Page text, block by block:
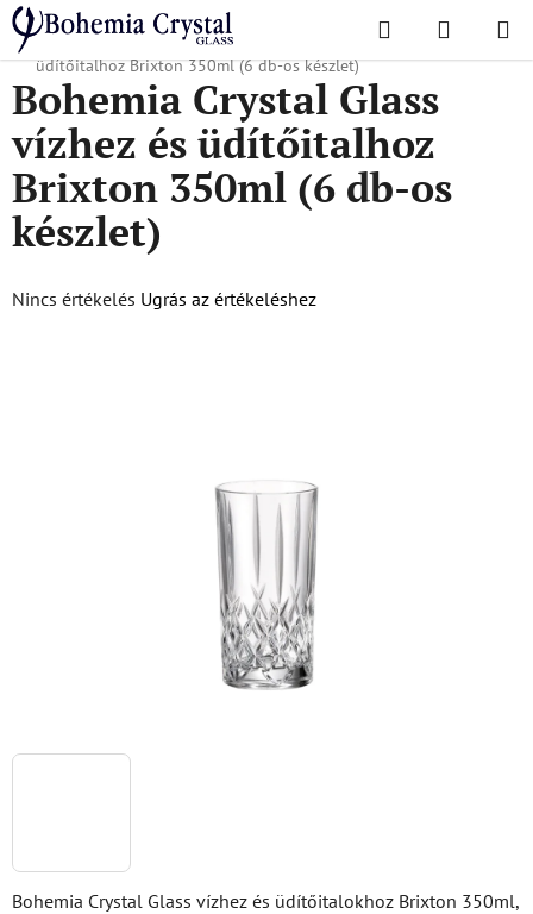
Ugrás
fő
tartalomhoz
Keresés KOSÁR
Kezdőlap
/ Népszerű kollekciók / Brixton
Bohemia Crystal Glass vízhez és
üdítőitalhoz Brixton 350ml (6 db-os készlet)
Bohemia Crystal Glass vízhez és üdítőitalokhoz Brixton 350ml,
Bohemia Crystal Glass
vízhez és üdítőitalhoz
Brixton 350ml (6 db-os
készlet)
A
Nincs értékelés Ugrás az értékeléshez